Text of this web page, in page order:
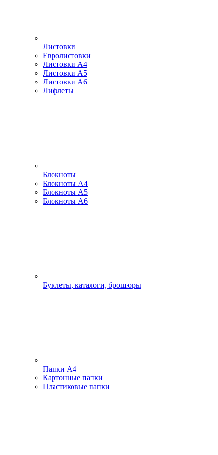
Листовки
Евролистовки
Листовки А4
Листовки А5
Листовки А6
Лифлеты
Блокноты
Блокноты А4
Блокноты А5
Блокноты А6
Буклеты, каталоги, брошюры
Папки А4
Картонные папки
Пластиковые папки